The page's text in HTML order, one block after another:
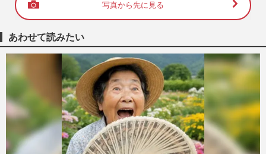
写真から先に見る
あわせて読みたい